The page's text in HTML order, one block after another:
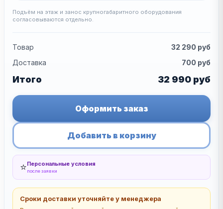
Подъём на этаж и занос крупногабаритного оборудования
согласовываются отдельно.
Товар 32 290 руб
Доставка
700 руб
Итого 32 990 руб
Оформить заказ
Добавить в корзину
⭐Персональные условия
после заявки
Сроки доставки уточняйте у менеджера